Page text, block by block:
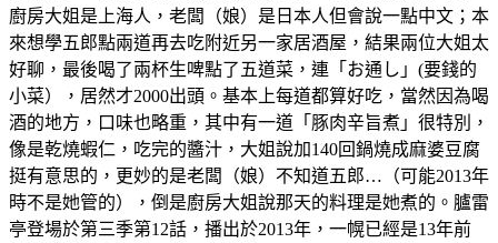
廚房大姐是上海人，老闆（娘）是日本人但會說一點中文；本
來想學五郎點兩道再去吃附近另一家居酒屋，結果兩位大姐太
好聊，最後喝了兩杯生啤點了五道菜，連「お通し」(要錢的
小菜），居然才2000出頭。基本上每道都算好吃，當然因為喝
酒的地方，口味也略重，其中有一道「豚肉辛旨煮」很特別，
像是乾燒蝦仁，吃完的醬汁，大姐說加140回鍋燒成麻婆豆腐
挺有意思的，更妙的是老闆（娘）不知道五郎…（可能2013年
時不是她管的），倒是廚房大姐說那天的料理是她煮的。臚雷
亭登場於第三季第12話，播出於2013年，一幌已經是13年前